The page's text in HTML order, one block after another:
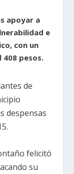
apoyar a
e
con un
pesos.
de
despensas
felicitó
su